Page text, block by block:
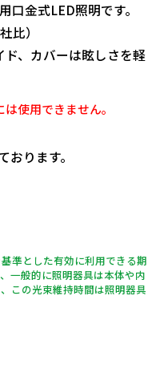
口金式LED照明です。
比）
、カバーは眩しさを軽
使用できません。
ります。
準とした有効に利用できる期
一般的に照明器具は本体や内
この光束維持時間は照明器具